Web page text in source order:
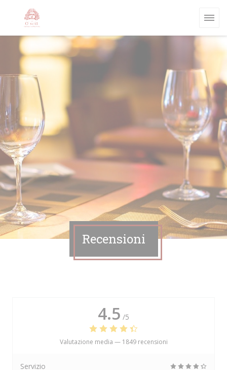
Recensioni
4.5 /5
Valutazione media — 1849 recensioni
Servizio